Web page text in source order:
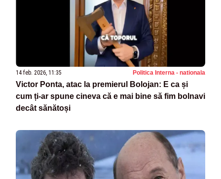
14 feb. 2026, 11:35 Politica Interna - nationala
Victor Ponta, atac la premierul Bolojan: E ca și
cum ți-ar spune cineva că e mai bine să fim bolnavi
decât sănătoși